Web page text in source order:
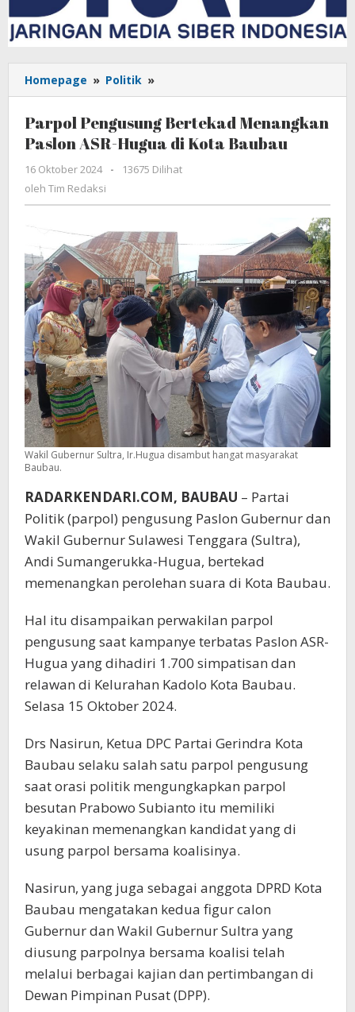
Homepage » Politik »
Pengusung
Menangkan
Paslon
ASR-
Baubau
Parpol Pengusung Bertekad Menangkan
Paslon ASR-Hugua di Kota Baubau
16 Oktober 2024
oleh
-
13675 Dilihat
oleh Tim Redaksi
Wakil Gubernur Sultra, Ir.Hugua disambut hangat masyarakat
Baubau.
RADARKENDARI.COM, BAUBAU – Partai
Politik (parpol) pengusung Paslon Gubernur dan
Wakil Gubernur Sulawesi Tenggara (Sultra),
Andi Sumangerukka-Hugua, bertekad
memenangkan perolehan suara di Kota Baubau.
Hal itu disampaikan perwakilan parpol
pengusung saat kampanye terbatas Paslon ASR-
Hugua yang dihadiri 1.700 simpatisan dan
relawan di Kelurahan Kadolo Kota Baubau.
Selasa 15 Oktober 2024.
Drs Nasirun, Ketua DPC Partai Gerindra Kota
Baubau selaku salah satu parpol pengusung
saat orasi politik mengungkapkan parpol
besutan Prabowo Subianto itu memiliki
keyakinan memenangkan kandidat yang di
usung parpol bersama koalisinya.
Nasirun, yang juga sebagai anggota DPRD Kota
Baubau mengatakan kedua figur calon
Gubernur dan Wakil Gubernur Sultra yang
diusung parpolnya bersama koalisi telah
melalui berbagai kajian dan pertimbangan di
Dewan Pimpinan Pusat (DPP).